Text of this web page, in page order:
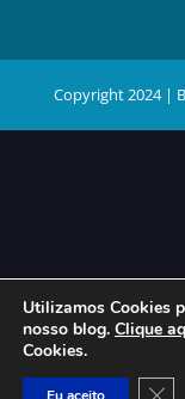
Copyright 2024 |
Utilizamos Cookies
nosso blog. Clique
Cookies.